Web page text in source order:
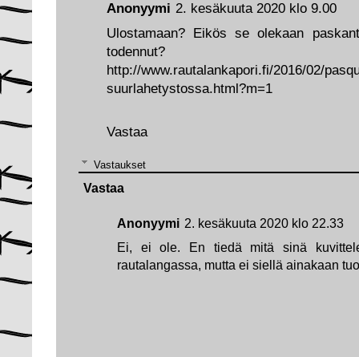
Anonyymi 2. kesäkuuta 2020 klo 9.00
Ulostamaan? Eikös se olekaan
todennut?
http://www.rautalankapori.fi/2016/02/
suurlahetystossa.html?m=1
Vastaa
Vastaukset
Anonyymi 2. kesäkuuta 2020 klo 22.33
Ei, ei ole. En tiedä mitä sinä
rautalangassa, mutta ei siellä ainakaan
Vastaa